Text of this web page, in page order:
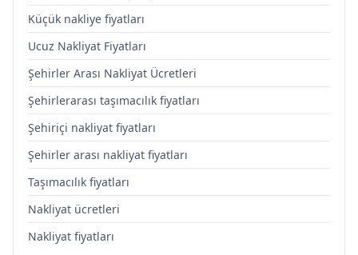
Küçük nakliye fiyatları
Ucuz Nakliyat Fiyatları
Şehirler Arası Nakliyat Ücretleri
Şehirlerarası taşımacılık fiyatları
Şehiriçi nakliyat fiyatları
Şehirler arası nakliyat fiyatları
Taşımacılık fiyatları
Nakliyat ücretleri
Nakliyat fiyatları